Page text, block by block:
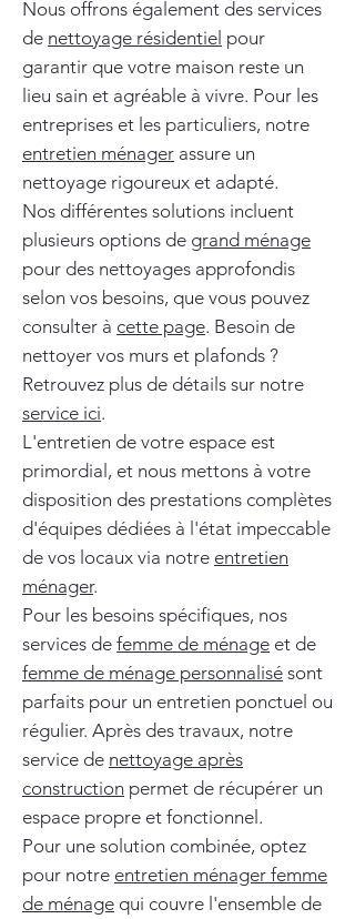
Nous offrons également des services
de nettoyage résidentiel pour
garantir que votre maison reste un
lieu sain et agréable à vivre. Pour les
entreprises et les particuliers, notre
entretien ménager assure un
nettoyage rigoureux et adapté.
Nos différentes solutions incluent
plusieurs options de grand ménage
pour des nettoyages approfondis
selon vos besoins, que vous pouvez
consulter à cette page. Besoin de
nettoyer vos murs et plafonds ?
Retrouvez plus de détails sur notre
service ici.
L'entretien de votre espace est
primordial, et nous mettons à votre
disposition des prestations complètes
d'équipes dédiées à l'état impeccable
de vos locaux via notre entretien
ménager.
Pour les besoins spécifiques, nos
services de femme de ménage et de
femme de ménage personnalisé sont
parfaits pour un entretien ponctuel ou
régulier. Après des travaux, notre
service de nettoyage après
construction permet de récupérer un
espace propre et fonctionnel.
Pour une solution combinée, optez
pour notre entretien ménager femme
de ménage qui couvre l'ensemble de